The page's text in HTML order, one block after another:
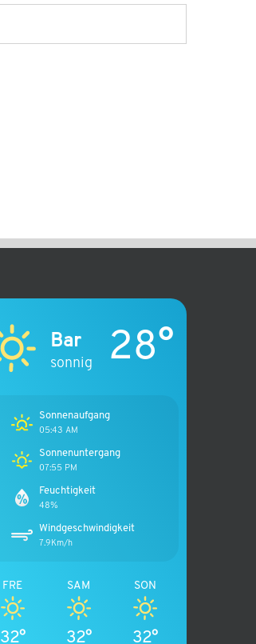
Bar
sonnig 28°
Sonnenaufgang
05:43 AM
Sonnenuntergang
07:55 PM
Feuchtigkeit
48%
Windgeschwindigkeit
7.9Km/h
FRE
32°
SAM
32°
SON
32°